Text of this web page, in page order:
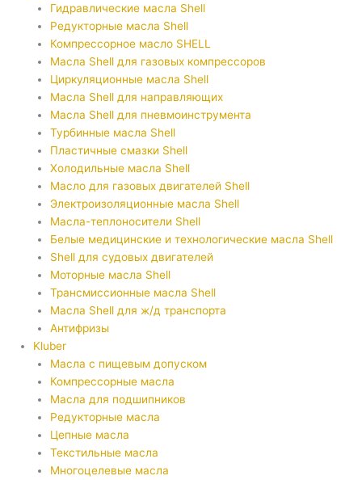
Гидравлические масла Shell
Редукторные масла Shell
Компрессорное масло SHELL
Масла Shell для газовых компрессоров
Циркуляционные масла Shell
Масла Shell для направляющих
Масла Shell для пневмоинструмента
Турбинные масла Shell
Пластичные смазки Shell
Холодильные масла Shell
Масло для газовых двигателей Shell
Электроизоляционные масла Shell
Масла-теплоносители Shell
Белые медицинские и технологические масла Shell
Shell для судовых двигателей
Моторные масла Shell
Трансмиссионные масла Shell
Масла Shell для ж/д транспорта
Антифризы
Kluber
Масла с пищевым допуском
Компрессорные масла
Масла для подшипников
Редукторные масла
Цепные масла
Текстильные масла
Многоцелевые масла